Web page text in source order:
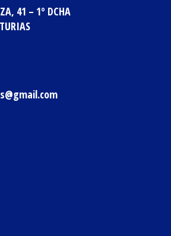
41 – 1º DCHA
gmail.com